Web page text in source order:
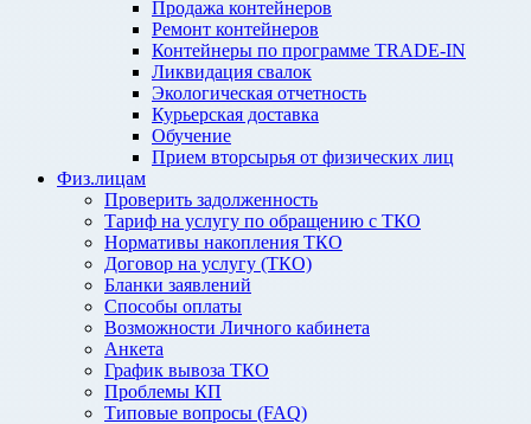
Продажа контейнеров
Ремонт контейнеров
Контейнеры по программе TRADE-IN
Ликвидация свалок
Экологическая отчетность
Курьерская доставка
Обучение
Прием вторсырья от физических лиц
Физ.лицам
Проверить задолженность
Тариф на услугу по обращению с ТКО
Нормативы накопления ТКО
Договор на услугу (ТКО)
Бланки заявлений
Способы оплаты
Возможности Личного кабинета
Анкета
График вывоза ТКО
Проблемы КП
Типовые вопросы (FAQ)